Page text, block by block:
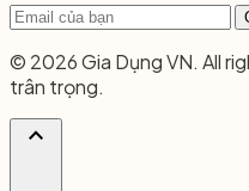
© 2026 Gia Dụng VN. All
trân trọng.
expand_less